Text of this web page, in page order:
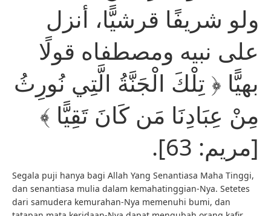
ولو شريفًا قرشيًّا، أنزل
على نبيه ومصطفاه قولًا
بهيًّا ﴿ تِلْكَ الْجَنَّةُ الَّتِي نُورِثُ
مِنْ عِبَادِنَا مَن كَانَ تَقِيًّا ﴾
[مريم: 63].
Segala puji hanya bagi Allah Yang Senantiasa Maha Tinggi,
dan senantiasa mulia dalam kemahatinggian-Nya. Setetes
dari samudera kemurahan-Nya memenuhi bumi, dan